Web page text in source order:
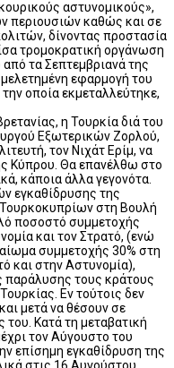
αστυνομικούς»,
περιουσιών καθώς και σε
δίνοντας προστασία
τρομοκρατική οργάνωση
τα Σεπτεμβριανά της
εφαρμογή του
την οποία εκμεταλλεύτηκε,
η Τουρκία διά του
Εξωτερικών Ζορλού,
τον Νιχάτ Ερίμ, να
Κύπρου. Θα επανέλθω στο
κάποια άλλα γεγονότα.
εγκαθίδρυσης της
στη Βουλή
ποσοστό συμμετοχής
και τον Στρατό, (ενώ
συμμετοχής 30% στη
και στην Αστυνομία),
παράλυσης τους κράτους
Εν τούτοις δεν
μετά να θέσουν σε
Κατά τη μεταβατική
τον Αύγουστο του
επίσημη εγκαθίδρυση της
στις 16 Αυγούστου